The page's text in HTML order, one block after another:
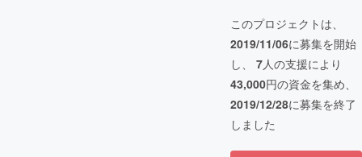
このプロジェクトは、
2019/11/06に募集を開始
し、 7人の支援により
43,000円の資金を集め、
2019/12/28に募集を終了
しました